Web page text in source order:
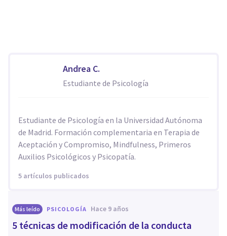
Andrea C.
Estudiante de Psicología
Estudiante de Psicología en la Universidad Autónoma
de Madrid. Formación complementaria en Terapia de
Aceptación y Compromiso, Mindfulness, Primeros
Auxilios Psicológicos y Psicopatía.
5 artículos publicados
Más leído PSICOLOGÍA hace 9 años
​5 técnicas de modificación de la conducta